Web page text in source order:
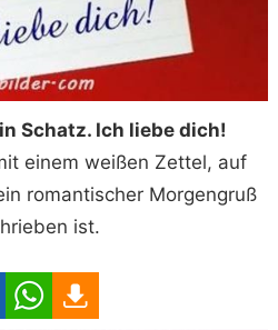
Schatz. Ich liebe dich!
einem weißen Zettel, auf
romantischer Morgengruß
ist.